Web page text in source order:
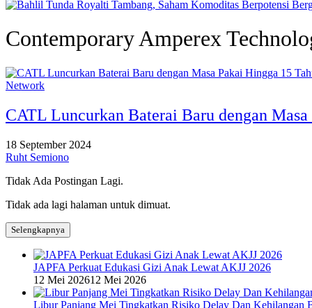
Contemporary Amperex
Network
CATL Luncurkan Baterai Baru dengan
18 September 2024
Ruht Semiono
Tidak Ada Postingan Lagi.
Tidak ada lagi halaman untuk dimuat.
Selengkapnya
JAPFA Perkuat Edukasi Gizi Anak Lewat AKJJ 2026
12 Mei 202612 Mei 2026
Libur Panjang Mei Tingkatkan Risiko Delay Dan Kehilangan